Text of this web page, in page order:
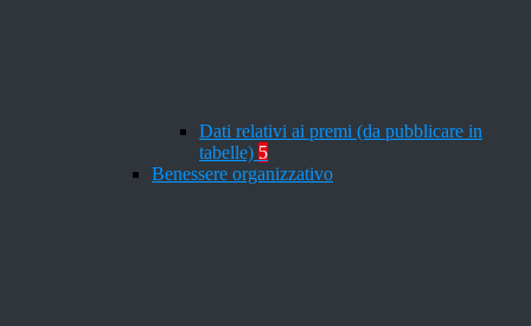
Dati relativi ai premi (da pubblicare in
tabelle) 5
Benessere organizzativo